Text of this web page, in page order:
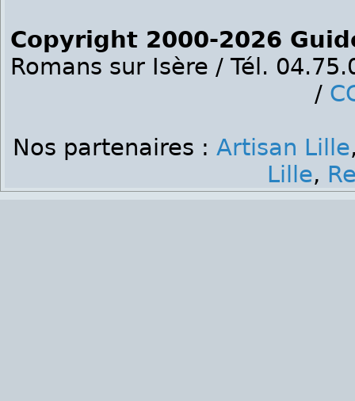
Copyright 2000-2026
Romans sur Isère / Tél.
/
Nos partenaires : Artisan Lille
Lille,